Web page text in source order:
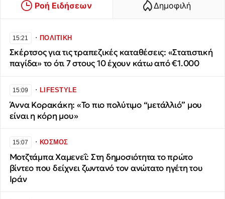
Ροή Ειδήσεων Δημοφιλή
15:21 ∙ΠΟΛΙΤΙΚΗ
Σκέρτσος για τις τραπεζικές καταθέσεις: «Στατιστική
παγίδα» το ότι 7 στους 10 έχουν κάτω από €1.000
15:09 ∙LIFESTYLE
Άννα Κορακάκη: «Το πιο πολύτιμο “μετάλλιό” μου
είναι η κόρη μου»
15:07 ∙ΚΟΣΜΟΣ
Μοτζτάμπα Χαμενεΐ: Στη δημοσιότητα το πρώτο
βίντεο που δείχνει ζωντανό τον ανώτατο ηγέτη του
Ιράν